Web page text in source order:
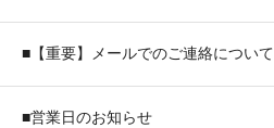
■【重要】メールでのご連絡について
■営業日のお知らせ